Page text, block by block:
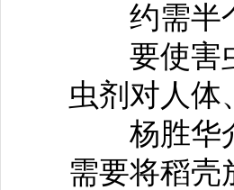
约需半
要使害虫
虫剂对人体
杨胜华介
需要将稻壳